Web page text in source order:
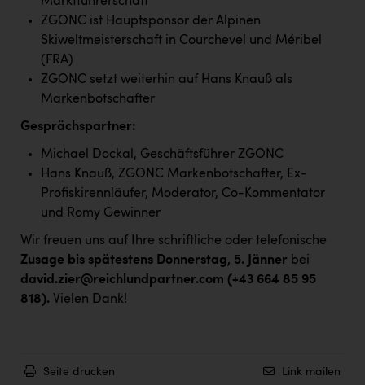
Kremsmüller Anlagenbau GmbH
Maximarkt
Oldtimer Raststationen und Motorhotels
Österreichischer Kachelofenverband
Orlen
Passage Linz
REMAX
RE/MAX Welcome
Ruderclub Wels
ZGONC ist Hauptsponsor der Alpinen
Skiweltmeisterschaft in Courchevel und Méribel
(FRA)
ZGONC setzt weiterhin auf Hans Knauß als
Markenbotschafter
Gesprächspartner:
Michael Dockal, Geschäftsführer ZGONC
Hans Knauß, ZGONC Markenbotschafter, Ex-
Profiskirennläufer, Moderator, Co-Kommentator
und Romy Gewinner
Wir freuen uns auf Ihre schriftliche oder telefonische
Zusage bis spätestens Donnerstag, 5. Jänner bei
david.zier@reichlundpartner.com (+43 664 85 95
818). Vielen Dank!
Seite drucken Link mailen